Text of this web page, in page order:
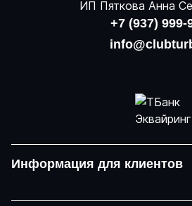
ИП Пяткова Анна
+7 (937) 999-
Информация для клиентов